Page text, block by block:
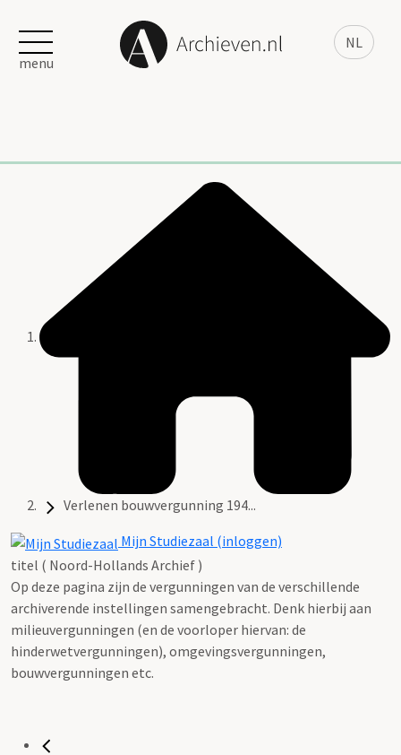
NL
menu
Verlenen bouwvergunning 194...
Mijn Studiezaal (inloggen)
titel ( Noord-Hollands Archief )
Op deze pagina zijn de vergunningen van de verschillende
archiverende instellingen samengebracht. Denk hierbij aan
milieuvergunningen (en de voorloper hiervan: de
hinderwetvergunningen), omgevingsvergunningen,
bouwvergunningen etc.